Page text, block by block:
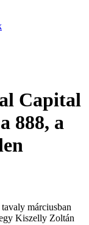
Capital
888, a
márciusban
Kiszelly Zoltán